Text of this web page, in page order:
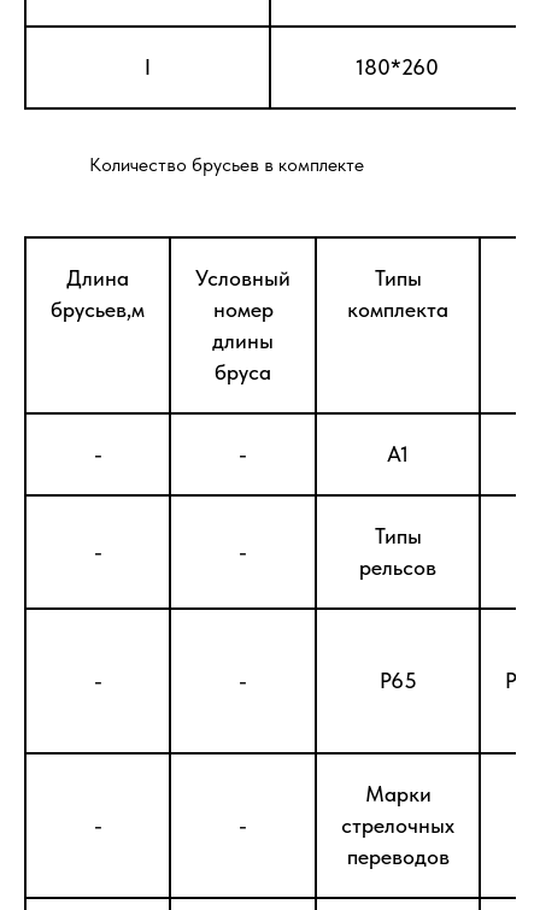
I 180*260
Количество брусьев в комплекте
Длина
брусьев,м
Условный
номер
длины
бруса
Типы
комплекта
- - A1
- -
Типы
рельсов
- - Р65
- -
Марки
стрелочных
переводов